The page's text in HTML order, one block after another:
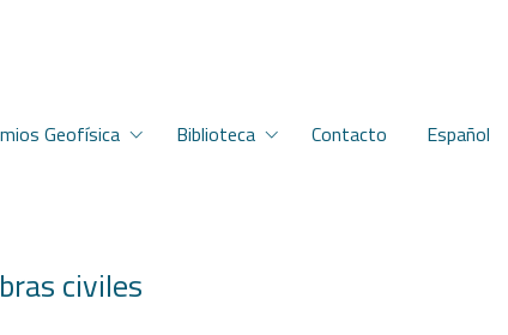
Geofísica Biblioteca Contacto Español
civiles